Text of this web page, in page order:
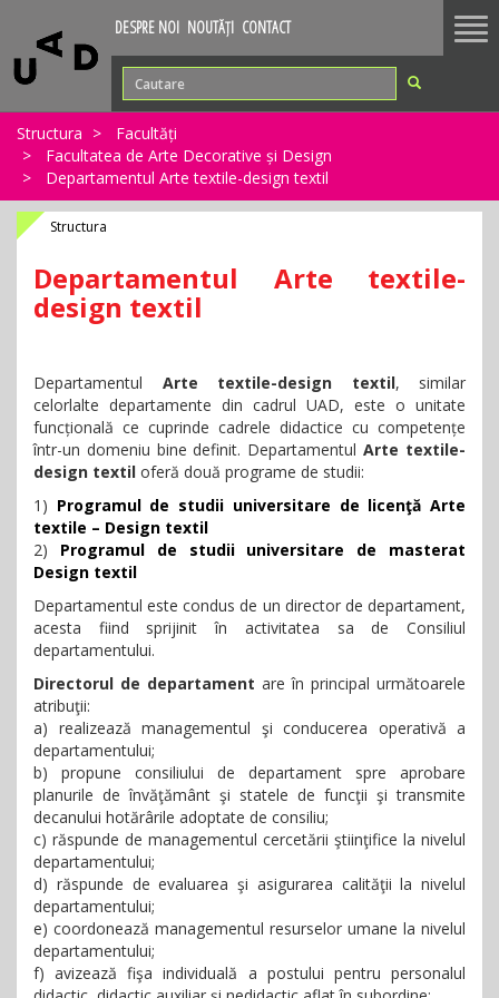
DESPRE NOI NOUTĂȚI CONTACT
Structura
Facultăți
Facultatea de Arte Decorative și Design
Departamentul Arte textile-design textil
Structura
Departamentul Arte textile-
design textil
Departamentul Arte textile-design textil, similar
celorlalte departamente din cadrul UAD, este o unitate
funcțională ce cuprinde cadrele didactice cu competențe
într-un domeniu bine definit. DepartamentulArte textile-
design textil oferă două programe de studii:
1) Programul de studii universitare de licenţă Arte
textile – Design textil
2) Programul de studii universitare de masterat
Design textil
Departamentul este condus de un director de departament,
acesta fiind sprijinit în activitatea sa de Consiliul
departamentului.
Directorul de departament are în principal următoarele
atribuţii:
a) realizează managementul şi conducerea operativă a
departamentului;
b) propune consiliului de departament spre aprobare
planurile de învăţământ şi statele de funcţii şi transmite
decanului hotărârile adoptate de consiliu;
c) răspunde de managementul cercetării ştiinţifice la nivelul
departamentului;
d) răspunde de evaluarea şi asigurarea calităţii la nivelul
departamentului;
e) coordonează managementul resurselor umane la nivelul
departamentului;
f) avizează fişa individuală a postului pentru personalul